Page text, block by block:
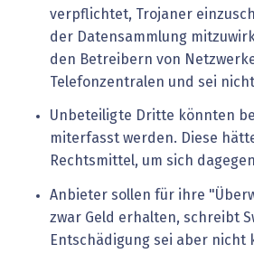
verpflichtet, Trojaner
der Datensammlung
den Betreibern von
Telefonzentralen und sei
Unbeteiligte Dritte könnten
miterfasst werden. Diese
Rechtsmittel, um sich
Anbieter sollen für ihre
zwar Geld erhalten, schreibt
Entschädigung sei aber nicht